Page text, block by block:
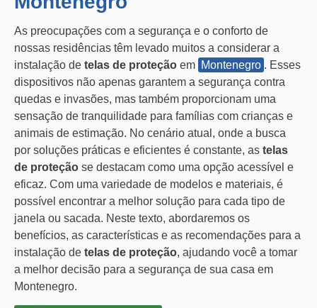
As preocupações com a segurança e o conforto de
nossas residências têm levado muitos a considerar a
instalação de telas de proteção em Montenegro . Esses
dispositivos não apenas garantem a segurança contra
quedas e invasões, mas também proporcionam uma
sensação de tranquilidade para famílias com crianças e
animais de estimação. No cenário atual, onde a busca
por soluções práticas e eficientes é constante, as telas
de proteção se destacam como uma opção acessível e
eficaz. Com uma variedade de modelos e materiais, é
possível encontrar a melhor solução para cada tipo de
janela ou sacada. Neste texto, abordaremos os
benefícios, as características e as recomendações para a
instalação de telas de proteção, ajudando você a tomar
a melhor decisão para a segurança de sua casa em
Montenegro.